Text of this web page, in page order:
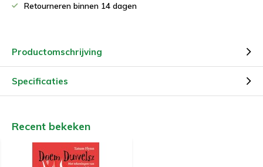
Retourneren binnen 14 dagen
Productomschrijving
Specificaties
Recent bekeken